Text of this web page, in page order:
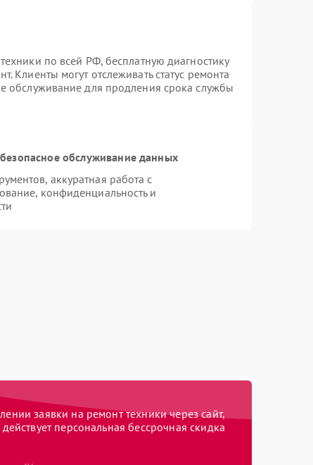
по всей РФ, бесплатную диагностику
Клиенты могут отслеживать статус ремонта
обслуживание для продления срока службы
обслуживание данных
аккуратная работа с
конфиденциальность и
заявки на ремонт техники через сайт,
действует персональная бессрочная скидка